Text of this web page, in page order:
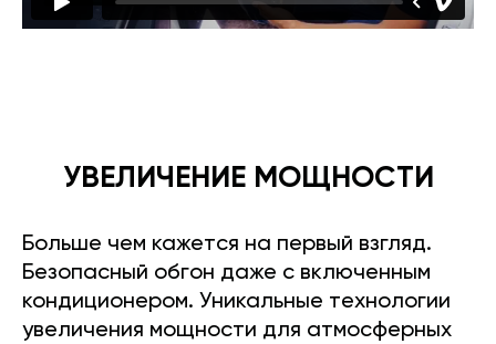
УВЕЛИЧЕНИЕ МОЩНОСТИ
Больше чем кажется на первый взгляд.
Безопасный обгон даже с включенным
кондиционером. Уникальные технологии
увеличения мощности для атмосферных